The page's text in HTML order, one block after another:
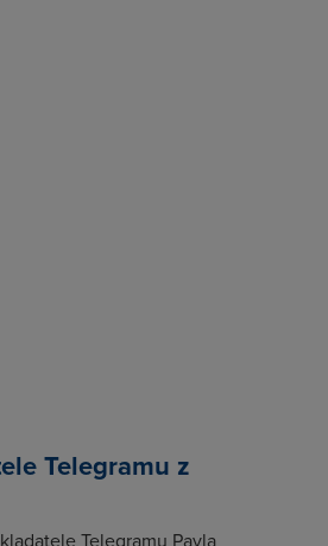
Telegramu z
Telegramu Pavla